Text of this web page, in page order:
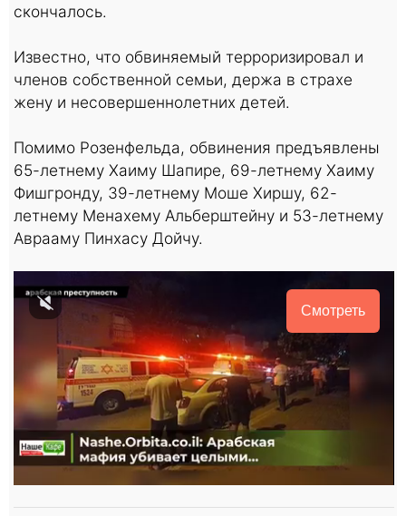
скончалось.
Известно, что обвиняемый терроризировал и
членов собственной семьи, держа в страхе
жену и несовершеннолетних детей.
Помимо Розенфельда, обвинения предъявлены
65-летнему Хаиму Шапире, 69-летнему Хаиму
Фишгронду, 39-летнему Моше Хиршу, 62-
летнему Менахему Альберштейну и 53-летнему
Аврааму Пинхасу Дойчу.
Смотреть